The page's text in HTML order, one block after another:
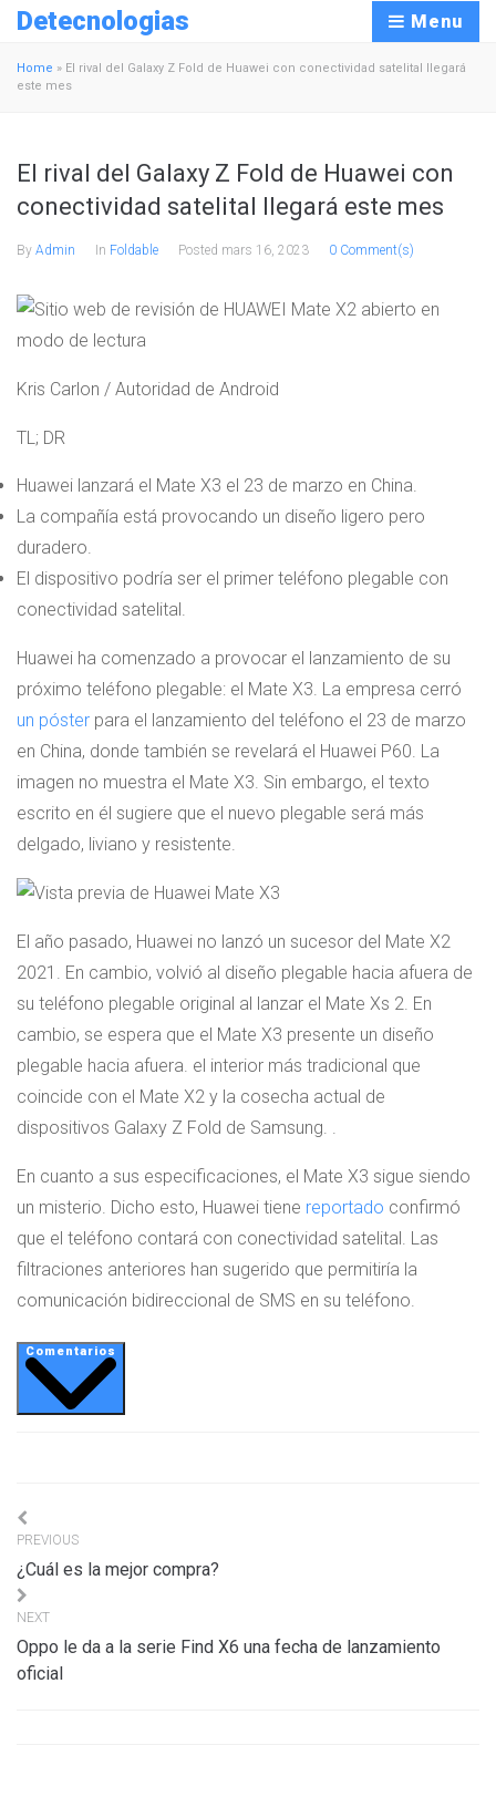
Detecnologias Menu
Home » El rival del Galaxy Z Fold de Huawei con conectividad satelital llegará
este mes
El rival del Galaxy Z Fold de Huawei con
conectividad satelital llegará este mes
By Admin In Foldable Posted mars 16, 2023 0 Comment(s)
Kris Carlon / Autoridad de Android
TL; DR
Huawei lanzará el Mate X3 el 23 de marzo en China.
La compañía está provocando un diseño ligero pero
duradero.
El dispositivo podría ser el primer teléfono plegable con
conectividad satelital.
Huawei ha comenzado a provocar el lanzamiento de su
próximo teléfono plegable: el Mate X3. La empresa cerró
un póster para el lanzamiento del teléfono el 23 de marzo
en China, donde también se revelará el Huawei P60. La
imagen no muestra el Mate X3. Sin embargo, el texto
escrito en él sugiere que el nuevo plegable será más
delgado, liviano y resistente.
El año pasado, Huawei no lanzó un sucesor del Mate X2
2021. En cambio, volvió al diseño plegable hacia afuera de
su teléfono plegable original al lanzar el Mate Xs 2. En
cambio, se espera que el Mate X3 presente un diseño
plegable hacia afuera. el interior más tradicional que
coincide con el Mate X2 y la cosecha actual de
dispositivos Galaxy Z Fold de Samsung. .
En cuanto a sus especificaciones, el Mate X3 sigue siendo
un misterio. Dicho esto, Huawei tiene reportado confirmó
que el teléfono contará con conectividad satelital. Las
filtraciones anteriores han sugerido que permitiría la
comunicación bidireccional de SMS en su teléfono.
Comentarios
Navigation
de
l’article
PREVIOUS
¿Cuál es la mejor compra?
NEXT
Oppo le da a la serie Find X6 una fecha de lanzamiento
oficial